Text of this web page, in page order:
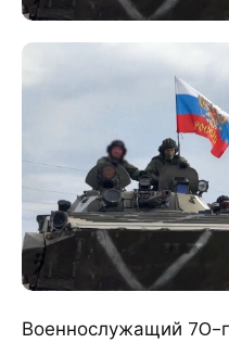
Военнослужащий 70-